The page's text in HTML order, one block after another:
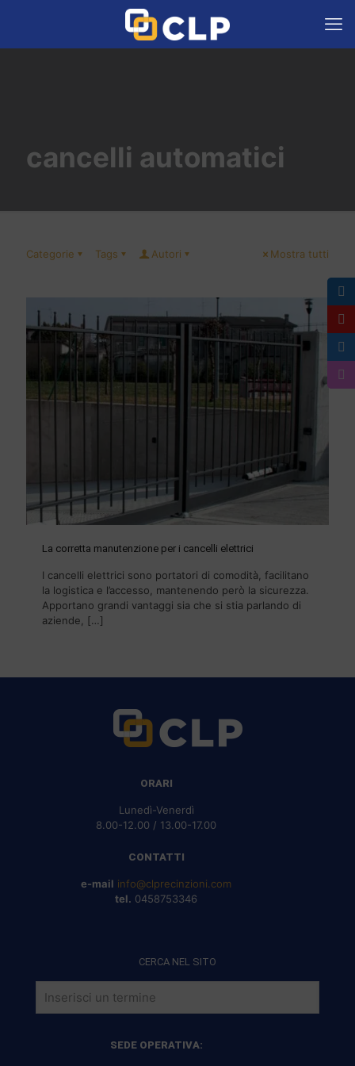
cancelli automatici
Categorie Tags Autori Mostra tutti
La corretta manutenzione per i cancelli elettrici
I cancelli elettrici sono portatori di comodità, facilitano
la logistica e l’accesso, mantenendo però la sicurezza.
Apportano grandi vantaggi sia che si stia parlando di
aziende,
[…]
ORARI
Lunedì-Venerdì
8.00-12.00 / 13.00-17.00
CONTATTI
e-mail info@clprecinzioni.com
tel. 0458753346
CERCA NEL SITO
SEDE OPERATIVA: